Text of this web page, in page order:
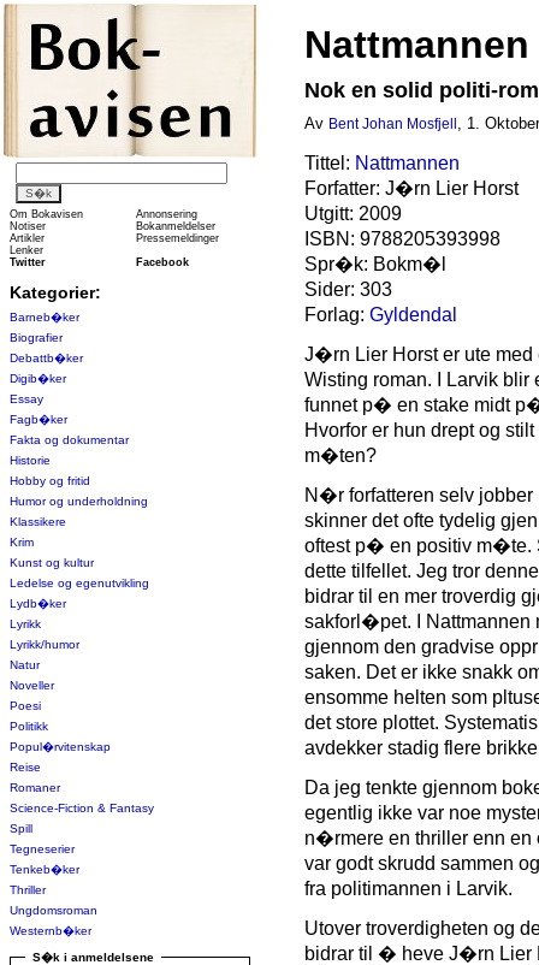
Om Bokavisen
Annonsering
Notiser
Bokanmeldelser
Artikler
Pressemeldinger
Lenker
Twitter
Facebook
Kategorier:
Barneb�ker
Biografier
Debattb�ker
Digib�ker
Essay
Fagb�ker
Fakta og dokumentar
Historie
Hobby og fritid
Humor og underholdning
Klassikere
Krim
Kunst og kultur
Ledelse og egenutvikling
Lydb�ker
Lyrikk
Lyrikk/humor
Natur
Noveller
Poesi
Politikk
Popul�rvitenskap
Reise
Romaner
Science-Fiction & Fantasy
Spill
Tegneserier
Tenkeb�ker
Thriller
Ungdomsroman
Westernb�ker
S�k i anmeldelsene
Nok en solid politi-
Av Bent Johan Mosfjell , 1.
Tittel: Nattmannen
Forfatter: J�rn Lier Horst
Utgitt: 2009
ISBN: 9788205393998
Spr�k: Bokm�l
Sider: 303
Forlag: Gyldendal
J�rn Lier Horst er ute med
Wisting roman. I Larvik blir
funnet p� en stake midt
Hvorfor er hun drept og
m�ten?
N�r forfatteren selv jobber
skinner det ofte tydelig
oftest p� en positiv
dette tilfellet. Jeg tror
bidrar til en mer troverdig
sakforl�pet. I Nattmannen
gjennom den gradvise
saken. Det er ikke snakk
ensomme helten som
det store plottet.
avdekker stadig flere
Da jeg tenkte gjennom
egentlig ikke var noe
n�rmere en thriller enn en
var godt skrudd sammen
fra politimannen i Larvik.
Utover troverdigheten og
bidrar til � heve J�rn Lier